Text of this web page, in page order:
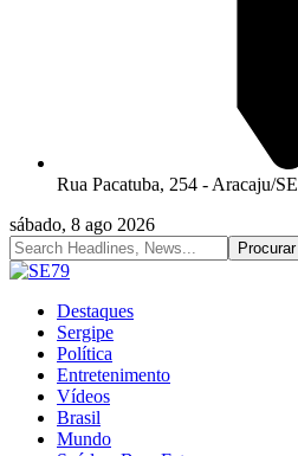
Rua Pacatuba, 254 - Aracaju/SE
sábado, 8 ago 2026
Destaques
Sergipe
Política
Entretenimento
Vídeos
Brasil
Mundo